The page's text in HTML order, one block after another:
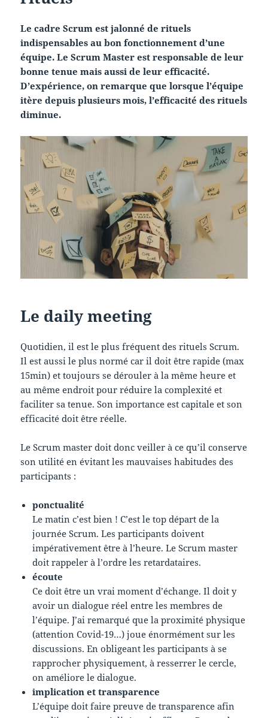
Le cadre Scrum est jalonné de rituels
indispensables au bon fonctionnement d’une
équipe. Le Scrum Master est responsable de leur
bonne tenue mais aussi de leur efficacité.
D’expérience, on remarque que lorsque l’équipe
itère depuis plusieurs mois, l’efficacité des rituels
diminue.
Le daily meeting
Quotidien, il est le plus fréquent des rituels Scrum.
Il est aussi le plus normé car il doit être rapide (max
15min) et toujours se dérouler à la même heure et
au même endroit pour réduire la complexité et
faciliter sa tenue. Son importance est capitale et son
efficacité doit être réelle.
Le Scrum master doit donc veiller à ce qu’il conserve
son utilité en évitant les mauvaises habitudes des
participants :
ponctualité
Le matin c’est bien ! C’est le top départ de la
journée Scrum. Les participants doivent
impérativement être à l’heure. Le Scrum master
doit rappeler à l’ordre les retardataires.
écoute
Ce doit être un vrai moment d’échange. Il doit y
avoir un dialogue réel entre les membres de
l’équipe. J’ai remarqué que la proximité physique
(attention Covid-19…) joue énormément sur les
discussions. En obligeant les participants à se
rapprocher physiquement, à resserrer le cercle,
on améliore le dialogue.
implication et transparence
L’équipe doit faire preuve de transparence afin